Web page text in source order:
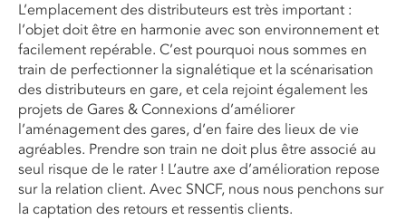
L’emplacement des distributeurs est très important :
l’objet doit être en harmonie avec son environnement et
facilement repérable. C’est pourquoi nous sommes en
train de perfectionner la signalétique et la scénarisation
des distributeurs en gare, et cela rejoint également les
projets de Gares & Connexions d’améliorer
l’aménagement des gares, d’en faire des lieux de vie
agréables. Prendre son train ne doit plus être associé au
seul risque de le rater ! L’autre axe d’amélioration repose
sur la relation client. Avec SNCF, nous nous penchons sur
la captation des retours et ressentis clients.